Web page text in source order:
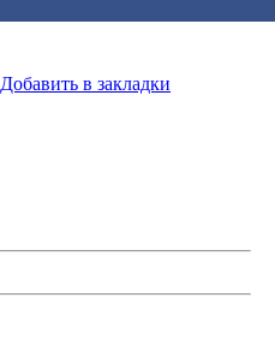
Добавить в закладки